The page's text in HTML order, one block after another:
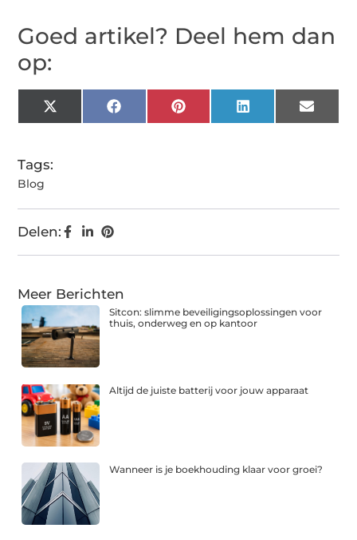
Goed artikel? Deel hem dan
op:
X
(Twitter)
FacebookPinterestLinkedIn Email
Tags:
Blog
Delen:
Meer Berichten
Sitcon: slimme beveiligingsoplossingen voor
thuis, onderweg en op kantoor
Altijd de juiste batterij voor jouw apparaat
Wanneer is je boekhouding klaar voor groei?